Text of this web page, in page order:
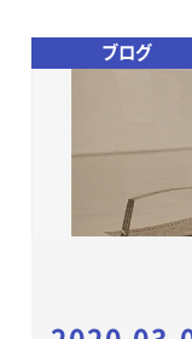
ブログ